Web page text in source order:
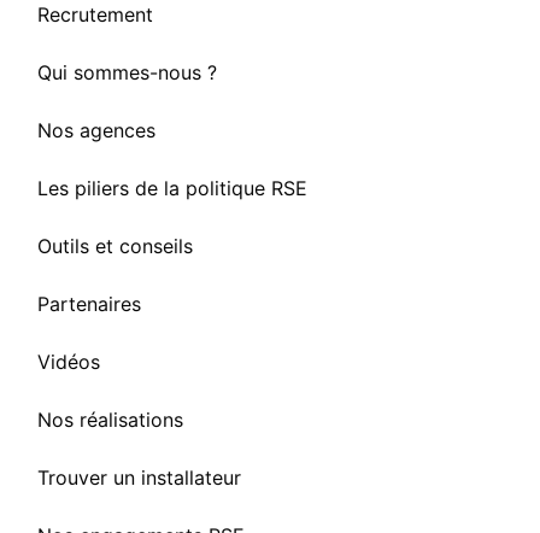
Recrutement
Qui sommes-nous ?
Nos agences
Les piliers de la politique RSE
Outils et conseils
Partenaires
Vidéos
Nos réalisations
Trouver un installateur